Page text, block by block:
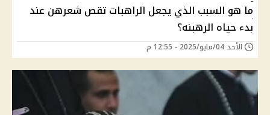
ما هو السبب الذي يجعل الراهبات تقص شعرهن عند
بدء حياه الرهبنه؟
الأحد 04/مايو/2025 - 12:55 م